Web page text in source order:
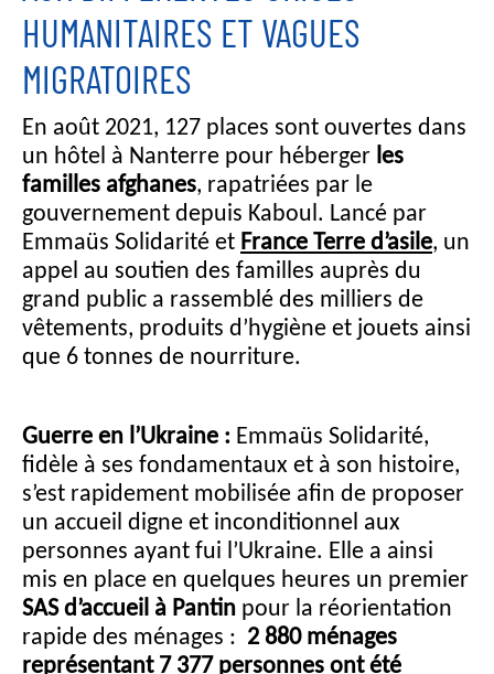
HUMANITAIRES ET VAGUES
MIGRATOIRES
En août 2021, 127 places sont ouvertes dans
un hôtel à Nanterre pour héberger les
familles afghanes, rapatriées par le
gouvernement depuis Kaboul. Lancé par
Emmaüs Solidarité et France Terre d’asile, un
appel au soutien des familles auprès du
grand public a rassemblé des milliers de
vêtements, produits d’hygiène et jouets ainsi
que 6 tonnes de nourriture.
Guerre en l’Ukraine : Emmaüs Solidarité,
fidèle à ses fondamentaux et à son histoire,
s’est rapidement mobilisée afin de proposer
un accueil digne et inconditionnel aux
personnes ayant fui l’Ukraine. Elle a ainsi
mis en place en quelques heures un premier
SAS d’accueil à Pantin pour la réorientation
rapide des ménages : 2 880 ménages
représentant 7 377 personnes ont été